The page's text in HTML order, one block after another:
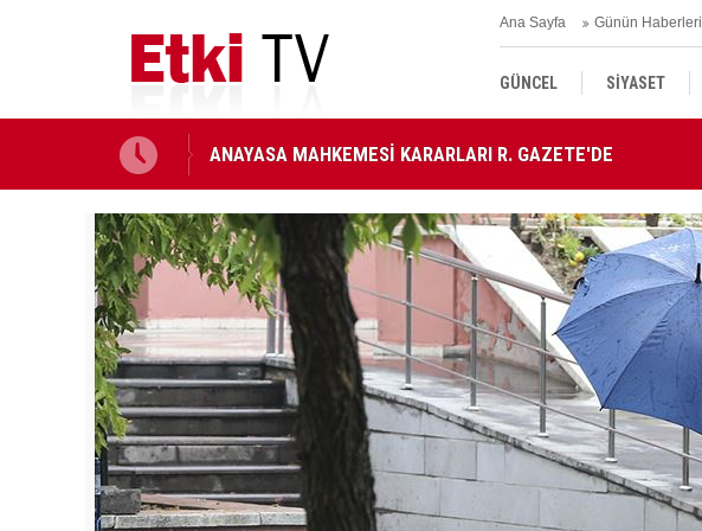
Ana Sayfa Günün Haberleri
GÜNCEL SİYASET
KÜLTÜR SANAT
Ahbap Derneği'nin yönetimine kayyum atandı